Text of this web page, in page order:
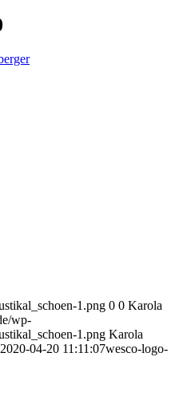
1.png 0 0 Karola
wp-
1.png Karola
2020-04-20 11:11:07wesco-logo-